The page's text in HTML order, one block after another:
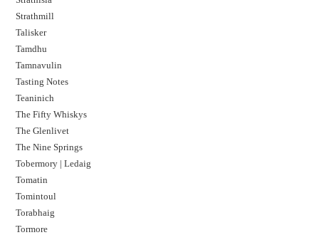
Strathmill
Talisker
Tamdhu
Tamnavulin
Tasting Notes
Teaninich
The Fifty Whiskys
The Glenlivet
The Nine Springs
Tobermory | Ledaig
Tomatin
Tomintoul
Torabhaig
Tormore